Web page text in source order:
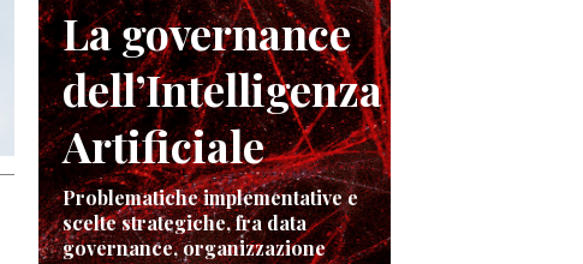
La governance
dell’Intelligenza
Artificiale
Problematiche implementative e
scelte strategiche, fra data
governance, organizzazione